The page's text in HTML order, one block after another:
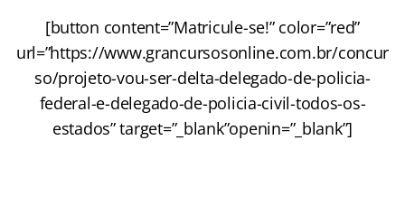
[button content=”Matricule-se!” color=”red”
url=”https://www.grancursosonline.com.br/concur
so/projeto-vou-ser-delta-delegado-de-policia-
federal-e-delegado-de-policia-civil-todos-os-
estados” target=”_blank”openin=”_blank”]